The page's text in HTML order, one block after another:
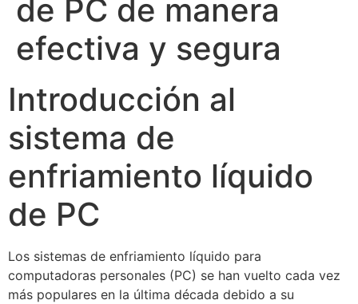
de PC de manera
efectiva y segura
Introducción al
sistema de
enfriamiento líquido
de PC
Los sistemas de enfriamiento líquido para
computadoras personales (PC) se han vuelto cada vez
más populares en la última década debido a su